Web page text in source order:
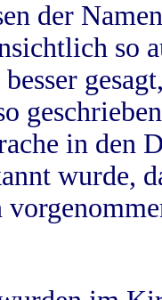
der
so
in
wurde,